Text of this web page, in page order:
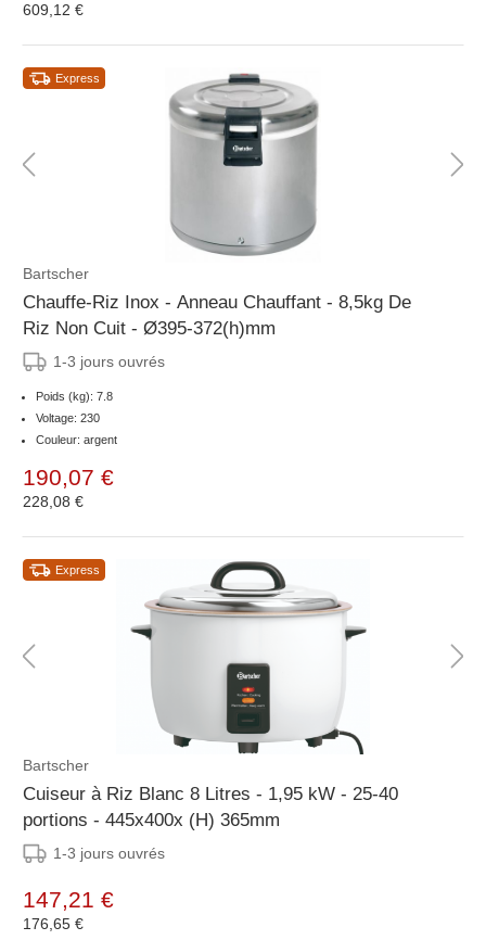
609,12 €
Express
Bartscher
Chauffe-Riz Inox - Anneau Chauffant - 8,5kg De
Riz Non Cuit - Ø395-372(h)mm
1-3 jours ouvrés
Poids (kg): 7.8
Voltage: 230
Couleur: argent
190,07 €
228,08 €
Express
Bartscher
Cuiseur à Riz Blanc 8 Litres - 1,95 kW - 25-40
portions - 445x400x (H) 365mm
1-3 jours ouvrés
147,21 €
176,65 €